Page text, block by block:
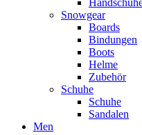
Snowgear
Boards
Bindungen
Boots
Helme
Zubehör
Schuhe
Schuhe
Sandalen
Men